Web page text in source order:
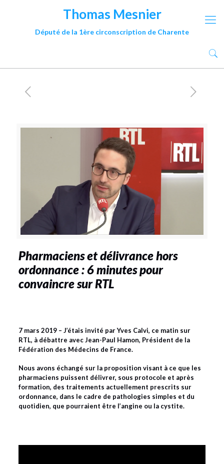
Thomas Mesnier
Député de la 1ère circonscription de Charente
Pharmaciens et délivrance hors
ordonnance : 6 minutes pour
convaincre sur RTL
7 mars 2019 – J’étais invité par Yves Calvi, ce matin sur
RTL, à débattre avec Jean-Paul Hamon, Président de la
Fédération des Médecins de France.
Nous avons échangé sur la proposition visant àce que les
pharmaciens puissent délivrer, sous protocole et après
formation, des traitements actuellement prescrits sur
ordonnance, dans le cadre de pathologies simples et du
quotidien, que pourraient être l’angine ou la cystite.